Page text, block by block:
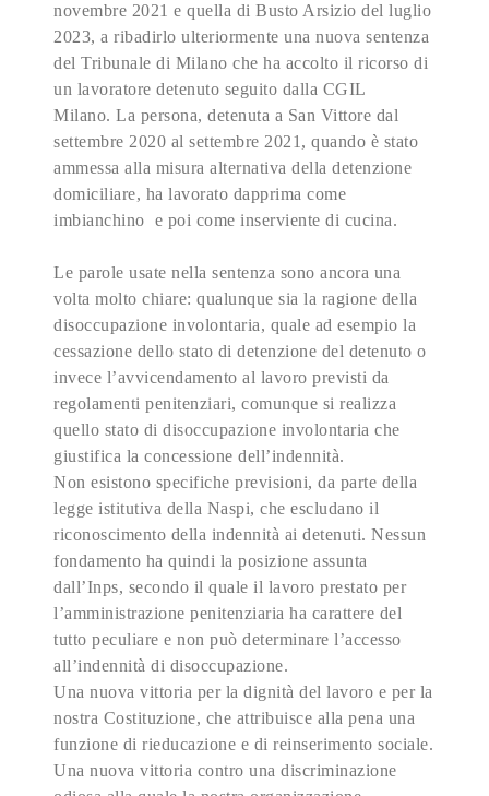
novembre 2021 e quella di Busto Arsizio del luglio
2023, a ribadirlo ulteriormente una nuova sentenza
del Tribunale di Milano che ha accolto il ricorso di
un lavoratore detenuto seguito dalla CGIL
Milano. La persona, detenuta a San Vittore dal
settembre 2020 al settembre 2021, quando è stato
ammessa alla misura alternativa della detenzione
domiciliare, ha lavorato dapprima come
imbianchino e poi come inserviente di cucina.
Le parole usate nella sentenza sono ancora una
volta molto chiare: qualunque sia la ragione della
disoccupazione involontaria, quale ad esempio la
cessazione dello stato di detenzione del detenuto o
invece l’avvicendamento al lavoro previsti da
regolamenti penitenziari, comunque si realizza
quello stato di disoccupazione involontaria che
giustifica la concessione dell’indennità.
Non esistono specifiche previsioni, da parte della
legge istitutiva della Naspi, che escludano il
riconoscimento della indennità ai detenuti. Nessun
fondamento ha quindi la posizione assunta
dall’Inps, secondo il quale il lavoro prestato per
l’amministrazione penitenziaria ha carattere del
tutto peculiare e non può determinare l’accesso
all’indennità di disoccupazione.
Una nuova vittoria per la dignità del lavoro e per la
nostra Costituzione, che attribuisce alla pena una
funzione di rieducazione e di reinserimento sociale.
Una nuova vittoria contro una discriminazione